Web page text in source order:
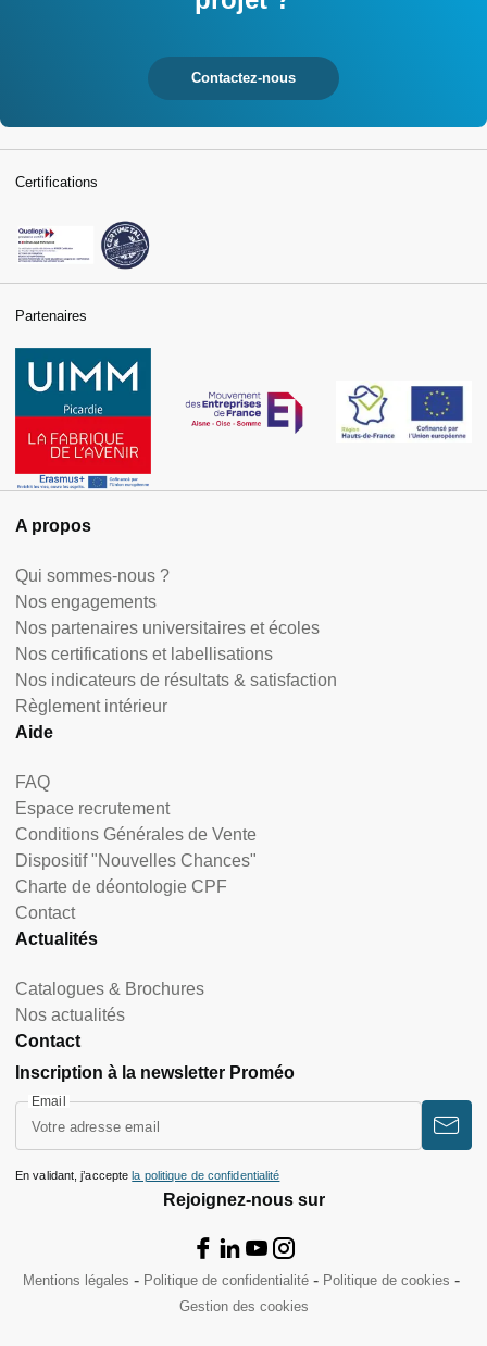
Contactez-nous
A propos
Qui sommes-nous ?
Nos engagements
Nos partenaires universitaires et écoles
Nos certifications et labellisations
Nos indicateurs de résultats & satisfaction
Règlement intérieur
Aide
FAQ
Espace recrutement
Conditions Générales de Vente
Dispositif "Nouvelles Chances"
Charte de déontologie CPF
Contact
Actualités
Catalogues & Brochures
Nos actualités
Contact
Rejoignez-nous sur
Inscription à la newsletter Proméo
Email
En validant, j’accepte la politique de confidentialité
Certifications
Partenaires
Mentions légales Politique de confidentialité
Politique de cookies
Gestion des cookies